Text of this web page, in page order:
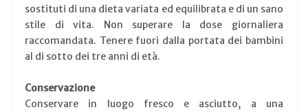
sostituti di una dieta variata ed equilibrata e di un sano
stile di vita. Non superare la dose giornaliera
raccomandata. Tenere fuori dalla portata dei bambini
al di sotto dei tre anni di età.
Conservazione
Conservare in luogo fresco e asciutto, a una